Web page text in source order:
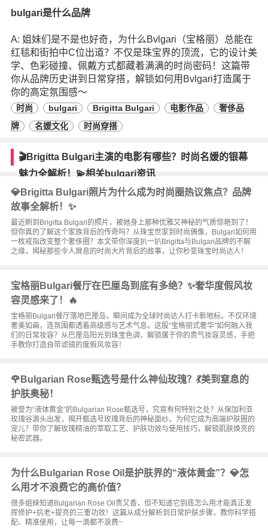
bulgari是什么品牌
A: 姐妹们是不是也好奇，为什么Bvlgari（宝格丽）总能在
红毯和街拍中C位出道？不仅是珠宝界的顶流，它的设计美
学、色彩碰撞、佩戴方式都藏着满满的时尚密码！这篇带
你从品牌历史讲到日常穿搭，解锁如何用Bvlgari打造属于
你的高定氛围感～
时尚 bulgari Brigitta Bulgari 电影作品
奢侈品
牌
名媛文化 时尚穿搭
🎬Brigitta Bulgari主演的电影有哪些？时尚名媛的银幕
魅力全解析！💫相关bulgari资讯
💎Brigitta Bulgari照片为什么成为时尚圈热议焦点？品牌
故事全解析！✨
最近刷到Brigitta Bulgari的照片，被她身上那种优雅又神秘的气质惊艳到了！
但你真的了解这个家族背后的传奇吗？从珠宝世家到时尚偶像，Bulgari如何用
一枚戒指改变整个奢侈圈？本文带你深度扒一扒Brigitta与Bulgari品牌的不解
之缘，揭秘那些令人屏息的时尚大片背后的故事，让你秒变珠宝时尚达人！
宝格丽Bulgari餐厅在巴厘岛到底有多绝？✨奢华度假风妆
容灵感来了！🔥
宝格丽Bulgari餐厅落地巴厘岛，瞬间成为全球时尚达人打卡新地标。不仅环境
奢美如画，连氛围都透着高级感与艺术气息。这股“宝格丽式奢华”如何融入我
们的日常妆容？从巴厘岛阳光到珠宝色调，解锁属于你的贵气妆容灵感，手把
手教你打造自带滤镜的度假风妆容！
🌹Bulgarian Rose甄选号是什么神仙玫瑰？💃美到窒息的
护肤奥秘！
被誉为“液体黄金”的Bulgarian Rose甄选号，究竟有何特别之处？从保加利亚
玫瑰谷源头出发，揭开甄选号玫瑰背后的神秘面纱。为何它成为高端护肤圈的
宠儿？带你了解玫瑰精油的萃取工艺、护肤功效与使用技巧，解锁肌肤焕亮的
秘密武器。
为什么Bulgarian Rose Oil是护肤界的“液体黄金”？💎怎
么用才不浪费它的高价值？
很多姐妹知道Bulgarian Rose Oil贵又香，但不知道它到底怎么用才能真正发
挥修护+抗老+提亮的三重功效！这篇从成分解析到日常护肤步骤，教你科学搭
配、精准使用，让每一滴都不浪费~